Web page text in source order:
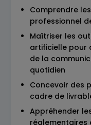
Comprendre
professionnel
Maîtriser les
artificielle pour
de la
quotidien
Concevoir des
cadre de
Appréhender
réglementaires